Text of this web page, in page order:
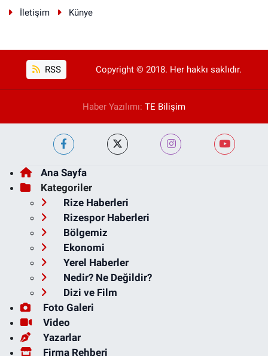
İletişim Künye
RSS Copyright © 2018. Her hakkı saklıdır.
Haber Yazılımı: TE Bilişim
Ana Sayfa
Kategoriler
Rize Haberleri
Rizespor Haberleri
Bölgemiz
Ekonomi
Yerel Haberler
Nedir? Ne Değildir?
Dizi ve Film
Foto Galeri
Video
Yazarlar
Firma Rehberi